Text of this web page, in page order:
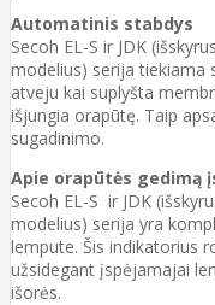
Automatinis stabdys
Secoh EL-S ir JDK
modelius) serija tiekiama
atveju kai suplyšta
išjungia orapūtę. Taip
sugadinimo.
Apie orapūtės gedimą
Secoh EL-S ir JDK
modelius) serija yra
lempute. Šis indikatorius
užsidegant įspėjamajai
išorės.